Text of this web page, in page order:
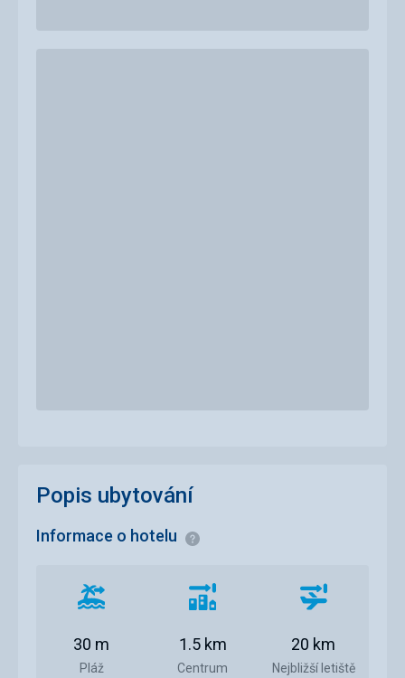
Popis ubytování
Informace o hotelu Informace
Vzdálenost
pláže
Pláž
30 m
Vzdálenost
centra
Centrum
1.5 km
Vzdálenost
letiště
Nejbližší letiště
20 km